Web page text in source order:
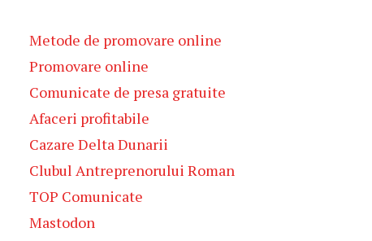
Metode de promovare online
Promovare online
Comunicate de presa gratuite
Afaceri profitabile
Cazare Delta Dunarii
Clubul Antreprenorului Roman
TOP Comunicate
Mastodon